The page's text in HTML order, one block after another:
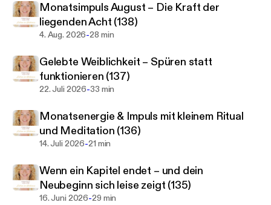
Monatsimpuls August – Die Kraft der
liegenden Acht (138)
4. Aug. 2026-28 min
Gelebte Weiblichkeit – Spüren statt
funktionieren (137)
22. Juli 2026-33 min
Monatsenergie & Impuls mit kleinem Ritual
und Meditation (136)
14. Juli 2026-21 min
Wenn ein Kapitel endet – und dein
Neubeginn sich leise zeigt (135)
16. Juni 2026-29 min